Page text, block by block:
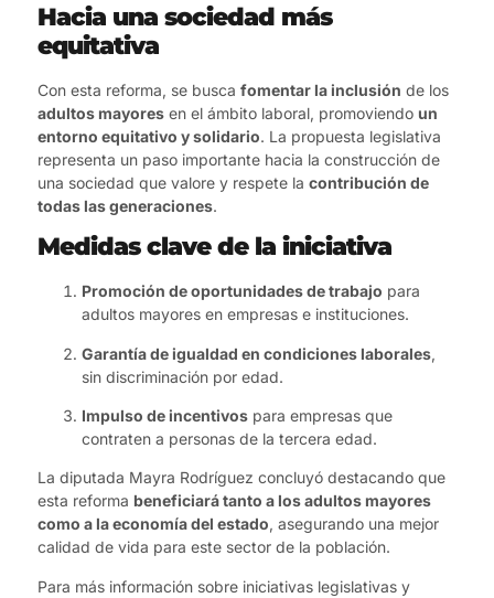
Hacia una sociedad más
equitativa
Con esta reforma, se busca fomentar la inclusión de los
adultos mayores en el ámbito laboral, promoviendo un
entorno equitativo y solidario. La propuesta legislativa
representa un paso importante hacia la construcción de
una sociedad que valore y respete la contribución de
todas las generaciones.
Medidas clave de la iniciativa
Promoción de oportunidades de trabajo para
adultos mayores en empresas e instituciones.
Garantía de igualdad en condiciones laborales,
sin discriminación por edad.
Impulso de incentivos para empresas que
contraten a personas de la tercera edad.
La diputada Mayra Rodríguez concluyó destacando que
esta reforma beneficiará tanto a los adultos mayores
como a la economía del estado, asegurando una mejor
calidad de vida para este sector de la población.
Para más información sobre iniciativas legislativas y